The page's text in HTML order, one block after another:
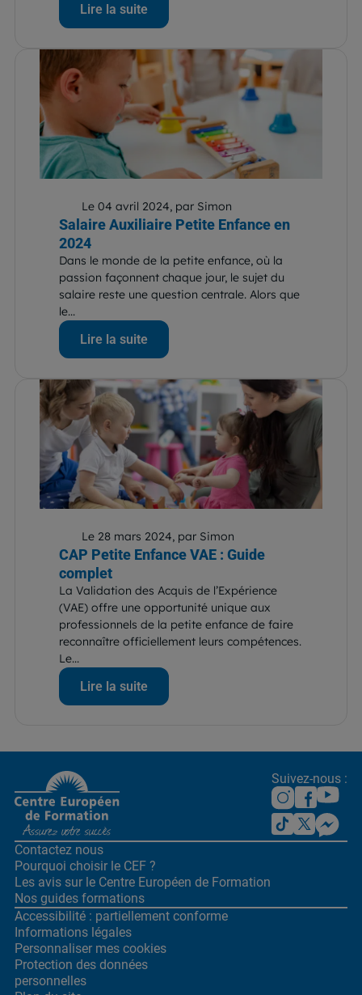
Lire la suite
Le 04 avril 2024, par Simon
Salaire Auxiliaire Petite Enfance en
2024
Dans le monde de la petite enfance, où la
passion façonnent chaque jour, le sujet du
salaire reste une question centrale. Alors que
le...
Lire la suite
Le 28 mars 2024, par Simon
CAP Petite Enfance VAE : Guide
complet
La Validation des Acquis de l’Expérience
(VAE) offre une opportunité unique aux
professionnels de la petite enfance de faire
reconnaître officiellement leurs compétences.
Le...
Lire la suite
Suivez-nous :
Contactez nous
Pourquoi choisir le CEF ?
Les avis sur le Centre Européen de Formation
Nos guides formations
Accessibilité : partiellement conforme
Informations légales
Personnaliser mes cookies
Protection des données
personnelles